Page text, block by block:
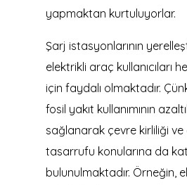
yapmaktan kurtuluyorlar.
Şarj istasyonlarının
elektrikli araç kullanıcıları
için faydalı olmaktadır.
fosil yakıt kullanımının
sağlanarak çevre kirliliği ve
tasarrufu konularına da
bulunulmaktadır. Örneğin,